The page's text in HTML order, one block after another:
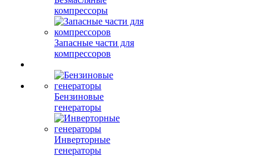
компрессоры
Запасные части для
компрессоров
Бензиновые
генераторы
Инверторные
генераторы